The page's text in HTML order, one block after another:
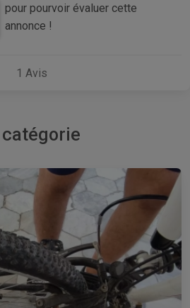
pour pourvoir évaluer cette
annonce !
1 Avis
catégorie